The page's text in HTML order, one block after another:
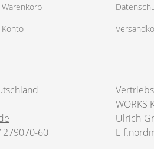
Warenkorb
Konto
279070-60
WORKS
Ulrich-
E